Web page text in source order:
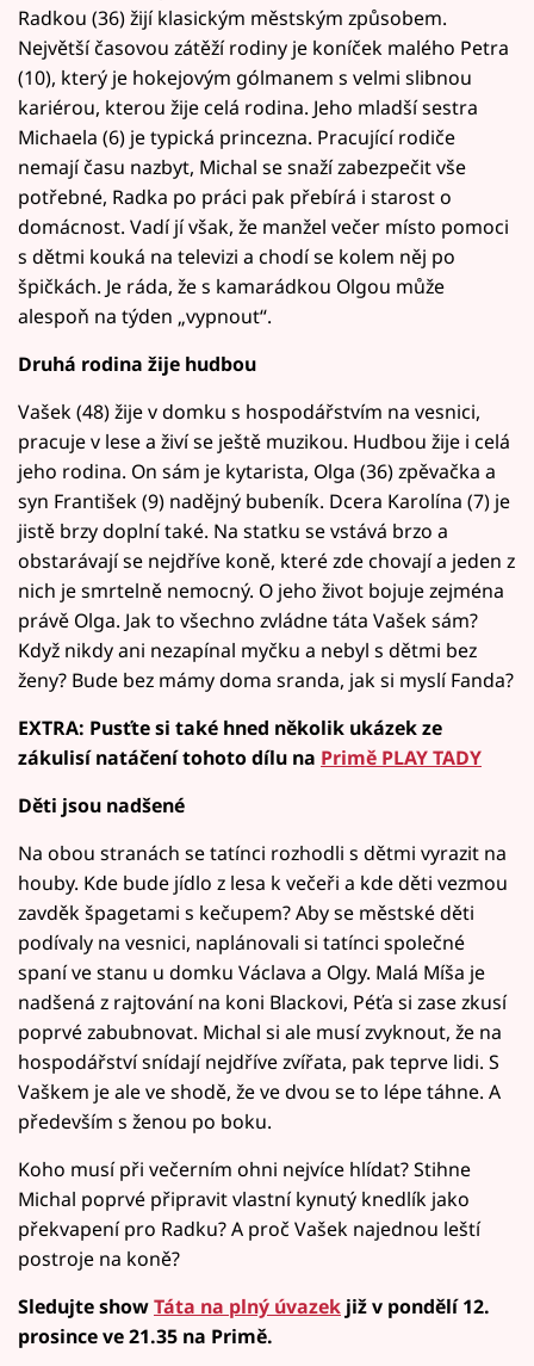
Radkou (36) žijí klasickým městským způsobem.
Největší časovou zátěží rodiny je koníček malého Petra
(10), který je hokejovým gólmanem s velmi slibnou
kariérou, kterou žije celá rodina. Jeho mladší sestra
Michaela (6) je typická princezna. Pracující rodiče
nemají času nazbyt, Michal se snaží zabezpečit vše
potřebné, Radka po práci pak přebírá i starost o
domácnost. Vadí jí však, že manžel večer místo pomoci
s dětmi kouká na televizi a chodí se kolem něj po
špičkách. Je ráda, že s kamarádkou Olgou může
alespoň na týden „vypnout“.
Druhá rodina žije hudbou
Vašek (48) žije v domku s hospodářstvím na vesnici,
pracuje v lese a živí se ještě muzikou. Hudbou žije i celá
jeho rodina. On sám je kytarista, Olga (36) zpěvačka a
syn František (9) nadějný bubeník. Dcera Karolína (7) je
jistě brzy doplní také. Na statku se vstává brzo a
obstarávají se nejdříve koně, které zde chovají a jeden z
nich je smrtelně nemocný. O jeho život bojuje zejména
právě Olga. Jak to všechno zvládne táta Vašek sám?
Když nikdy ani nezapínal myčku a nebyl s dětmi bez
ženy? Bude bez mámy doma sranda, jak si myslí Fanda?
EXTRA: Pusťte si také hned několik ukázek ze
zákulisí natáčení tohoto dílu na Primě PLAY TADY
Děti jsou nadšené
Na obou stranách se tatínci rozhodli s dětmi vyrazit na
houby. Kde bude jídlo z lesa k večeři a kde děti vezmou
zavděk špagetami s kečupem? Aby se městské děti
podívaly na vesnici, naplánovali si tatínci společné
spaní ve stanu u domku Václava a Olgy. Malá Míša je
nadšená z rajtování na koni Blackovi, Péťa si zase zkusí
poprvé zabubnovat. Michal si ale musí zvyknout, že na
hospodářství snídají nejdříve zvířata, pak teprve lidi. S
Vaškem je ale ve shodě, že ve dvou se to lépe táhne. A
především s ženou po boku.
Koho musí při večerním ohni nejvíce hlídat? Stihne
Michal poprvé připravit vlastní kynutý knedlík jako
překvapení pro Radku? A proč Vašek najednou leští
postroje na koně?
Sledujte showTáta na plný úvazek již v pondělí 12.
prosince ve 21.35 na Primě.